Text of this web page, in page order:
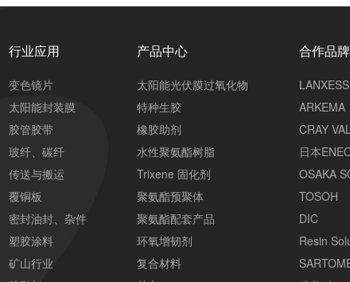
行业应用
变色镜片
太阳能封装膜
胶管胶带
玻纤、碳纤
传送与搬运
覆铜板
密封油封、杂件
塑胶涂料
矿山行业
产品中心
太阳能光伏膜过氧化物
特种生胶
橡胶助剂
水性聚氨酯树脂
Trixene 固化剂
聚氨酯预聚体
聚氨酯配套产品
环氧增韧剂
复合材料
合作品牌
LANXESS
ARKEMA
CRAY
日本
OSAKA
TOSOH
DIC
Resin